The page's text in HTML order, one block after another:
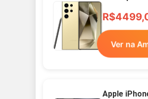
Ver na
Apple